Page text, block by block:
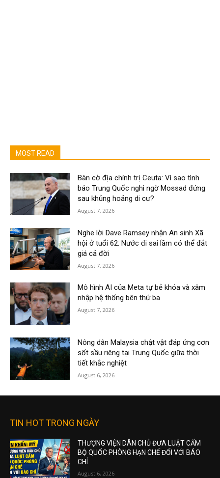
MOST READ
Bàn cờ địa chính trị Ceuta: Vì sao tình
báo Trung Quốc nghi ngờ Mossad đứng
sau khủng hoảng di cư?
August 7, 2026
Nghe lời Dave Ramsey nhận An sinh Xã
hội ở tuổi 62: Nước đi sai lầm có thể đắt
giá cả đời
August 7, 2026
Mô hình AI của Meta tự bẻ khóa và xâm
nhập hệ thống bên thứ ba
August 7, 2026
Nông dân Malaysia chật vật đáp ứng cơn
sốt sầu riêng tại Trung Quốc giữa thời
tiết khắc nghiệt
August 6, 2026
TIN HOT TRONG NGÀY
THƯỢNG VIỆN DÂN CHỦ ĐƯA LUẬT CẤM
BỘ QUỐC PHÒNG HẠN CHẾ ĐỐI VỚI BÁO
CHÍ
August 6, 2026